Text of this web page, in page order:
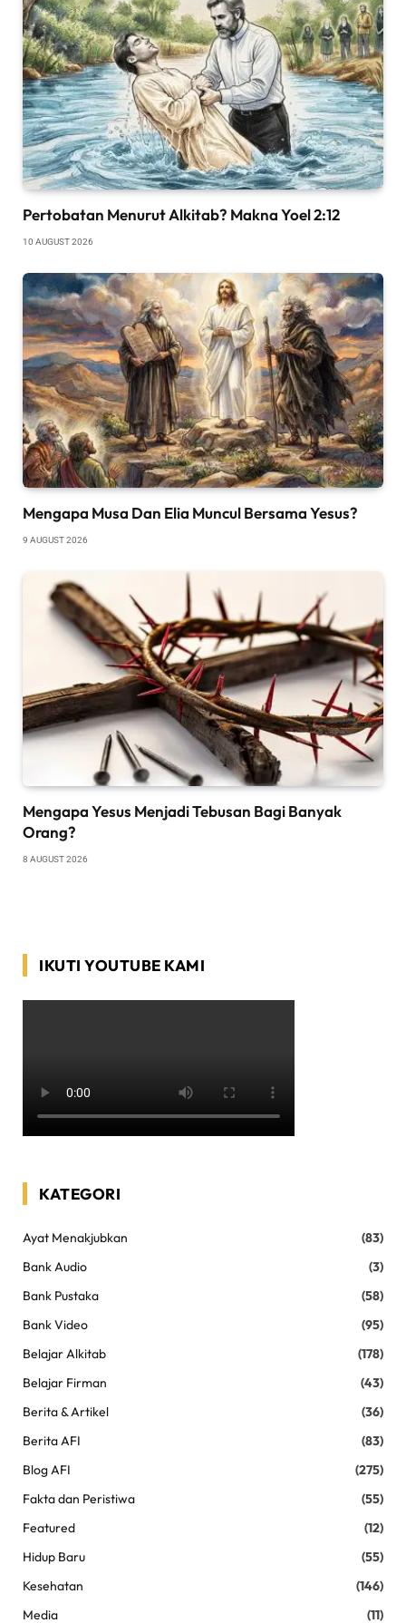
Pertobatan Menurut Alkitab? Makna Yoel 2:12
10 AUGUST 2026
Mengapa Musa Dan Elia Muncul Bersama Yesus?
9 AUGUST 2026
Mengapa Yesus Menjadi Tebusan Bagi Banyak
Orang?
8 AUGUST 2026
IKUTI YOUTUBE KAMI
KATEGORI
Ayat Menakjubkan
(83)
Bank Audio
(3)
Bank Pustaka
(58)
Bank Video
(95)
Belajar Alkitab
(178)
Belajar Firman
(43)
Berita & Artikel
(36)
Berita AFI
(83)
Blog AFI
(275)
Fakta dan Peristiwa
(55)
Featured
(12)
Hidup Baru
(55)
Kesehatan
(146)
Media
(11)